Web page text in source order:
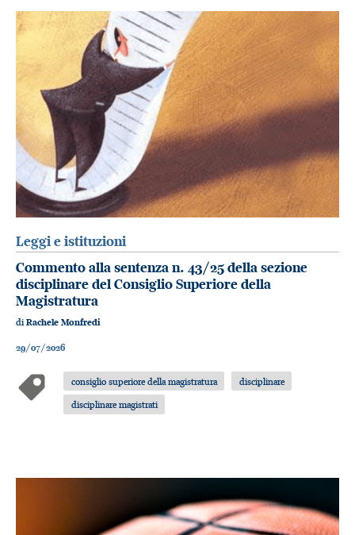
Leggi e istituzioni
Commento alla sentenza n. 43/25 della sezione
disciplinare del Consiglio Superiore della
Magistratura
diRachele Monfredi
29/07/2026
consiglio superiore della magistratura
disciplinare
disciplinare magistrati